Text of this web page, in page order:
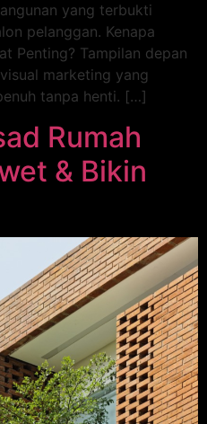
yang terbukti
pelanggan. Kenapa
Penting? Tampilan depan
marketing yang
tanpa henti. […]
Rumah
& Bikin